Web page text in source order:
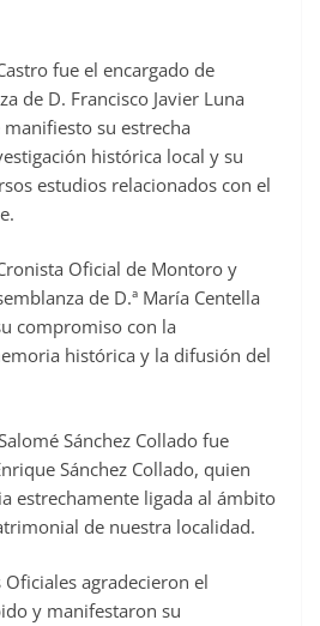
fue el encargado de
de D. Francisco Javier Luna
su estrecha
histórica local y su
estudios relacionados con el
Oficial de Montoro y
de D.ª María Centella
compromiso con la
histórica y la difusión del
Sánchez Collado fue
Sánchez Collado, quien
estrechamente ligada al ámbito
de nuestra localidad.
agradecieron el
y manifestaron su